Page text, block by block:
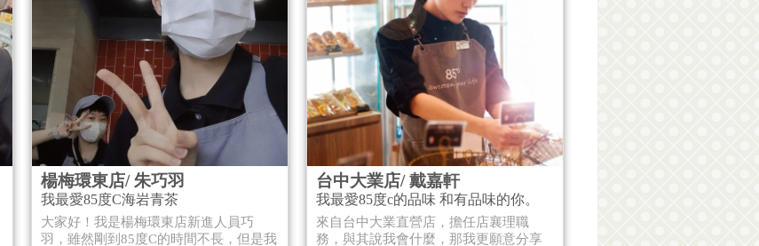
楊梅環東店/ 朱巧羽
我最愛85度C海岩青茶
大家好！我是楊梅環東店新進人員巧
羽，雖然剛到85度C的時間不長，但是我
台中大業店/ 戴嘉軒
我最愛85度c的品味 和有品味的你。
來自台中大業直營店，擔任店襄理職
務，與其說我會什麼，那我更願意分享